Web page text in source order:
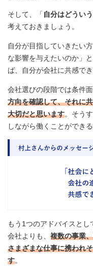
そして、「 自分はどうい
考えておきましょう。
自分が目指していきたい
な影響を与えたいのか」
ば、自分が会社に共感で
会社選びの段階では条件
方向を確認して、それに
大切だと思います。そう
しながら働くことができる
もう1つのアドバイスと
会社よりも、 複数の事業
さまざまな仕事に携われ
す。